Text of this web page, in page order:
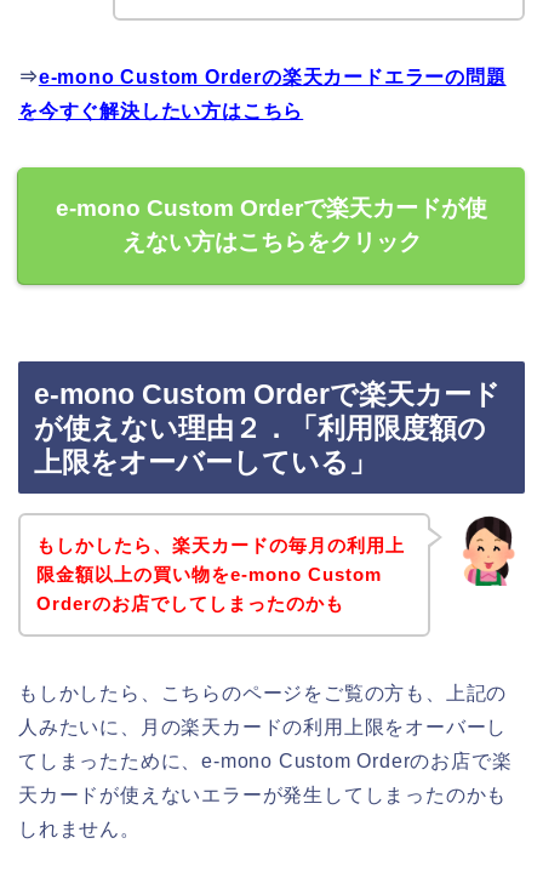
⇒e-mono Custom Orderの楽天カードエラーの問題
を今すぐ解決したい方はこちら
e-mono Custom Orderで楽天カードが使
えない方はこちらをクリック
e-mono Custom Orderで楽天カード
が使えない理由２．「利用限度額の
上限をオーバーしている」
もしかしたら、楽天カードの毎月の利用上
限金額以上の買い物をe-mono Custom
Orderのお店でしてしまったのかも
もしかしたら、こちらのページをご覧の方も、上記の
人みたいに、月の楽天カードの利用上限をオーバーし
てしまったために、e-mono Custom Orderのお店で楽
天カードが使えないエラーが発生してしまったのかも
しれません。